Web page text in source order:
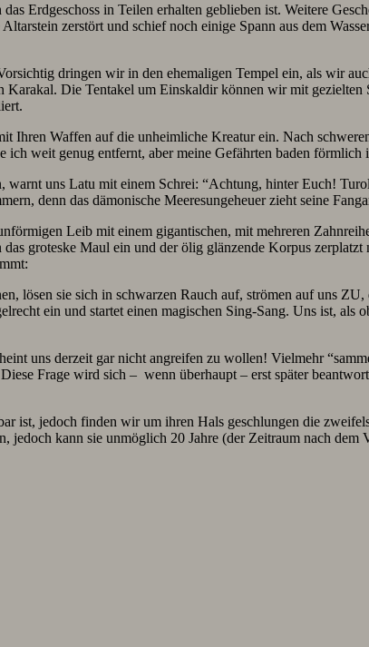
Erdgeschoss in Teilen erhalten geblieben ist. Weitere
zerstört und schief noch einige Spann aus dem
dringen wir in den ehemaligen Tempel ein, als wir
Die Tentakel um Einskaldir können wir mit
Ihren Waffen auf die unheimliche Kreatur ein. Nach
weit genug entfernt, aber meine Gefährten baden förmlich
warnt uns Latu mit einem Schrei: “Achtung, hinter Euch!
denn das dämonische Meeresungeheuer zieht seine
Leib mit einem gigantischen, mit mehreren
groteske Maul ein und der ölig glänzende Korpus zerplatzt
lösen sie sich in schwarzen Rauch auf, strömen auf uns
ein und startet einen magischen Sing-Sang. Uns ist,
uns derzeit gar nicht angreifen zu wollen! Vielmehr
Frage wird sich – wenn überhaupt – erst später
ist, jedoch finden wir um ihren Hals geschlungen die
kann sie unmöglich 20 Jahre (der Zeitraum nach dem